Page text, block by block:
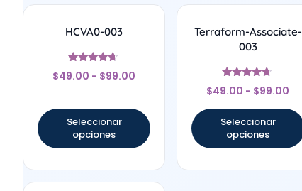
HCVA0-003
Valorado
con
$49.00 - $99.00
Seleccionar
opciones
Terraform-Associate-
003
Valorado
con
$49.00 - $99.00
Seleccionar
opciones